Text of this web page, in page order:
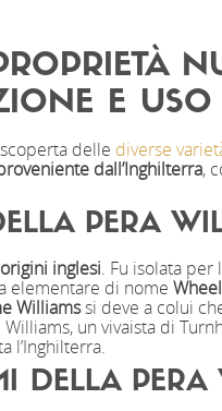
E
delle diverse
dall’Inghilterra,
PERA
origini inglesi. Fu isolata per
elementare di nome
Williamssi deve a colui
Williams, un vivaista di
l’Inghilterra.
DELLA PERA